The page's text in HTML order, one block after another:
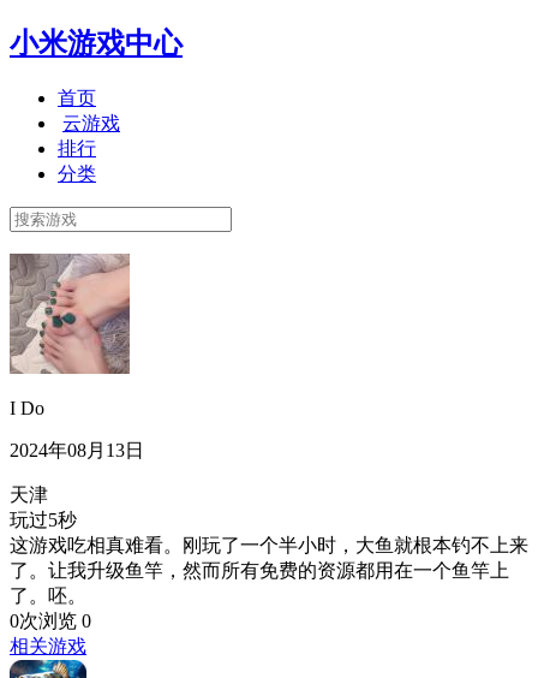
小米游戏中心
首页
云游戏
排行
分类
I Do
2024年08月13日
天津
玩过5秒
这游戏吃相真难看。刚玩了一个半小时，大鱼就根本钓不上来
了。让我升级鱼竿，然而所有免费的资源都用在一个鱼竿上
了。呸。
0次浏览 0
相关游戏